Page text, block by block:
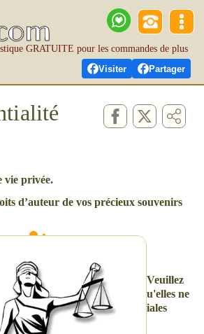
Visiter Partager
GRATUITE pour les commandes de plus
vie privée.
d’auteur de vos précieux souvenirs
peuvent pas en dire autant. Veuillez
pour vous assurer qu'elles ne
pas vos images familiales
source inconnue.